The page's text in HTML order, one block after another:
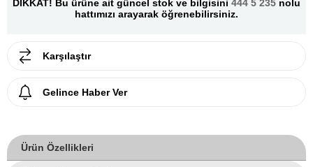
DİKKAT! Bu ürüne ait güncel stok ve bilgisini 444 5 235 nolu
hattımızı arayarak öğrenebilirsiniz.
Karşılaştır
Gelince Haber Ver
Ürün Özellikleri